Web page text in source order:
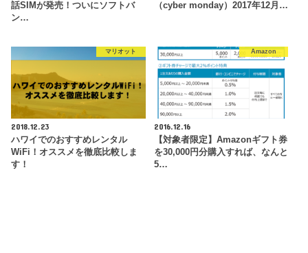
話SIMが発売！ついにソフトバ
ン…
（cyber monday）2017年12月…
マリオット
2018.12.23
ハワイでのおすすめレンタル
WiFi！オススメを徹底比較しま
す！
Amazon
2016.12.16
【対象者限定】Amazonギフト券
を30,000円分購入すれば、なんと
5…